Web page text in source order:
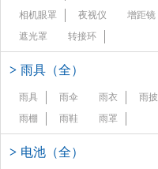
相机眼罩
夜视仪
增距镜
遮光罩
转接环
> 雨具（全）
雨具 雨伞 雨衣
雨披
雨棚
雨鞋 雨罩
> 电池（全）